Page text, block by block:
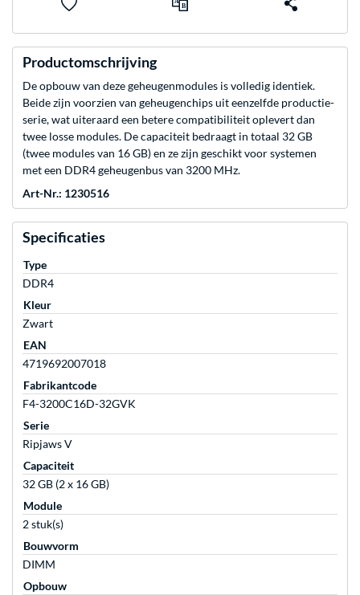
Productomschrijving
De opbouw van deze geheugenmodules is volledig identiek.
Beide zijn voorzien van geheugenchips uit eenzelfde productie-
serie, wat uiteraard een betere compatibiliteit oplevert dan
twee losse modules. De capaciteit bedraagt in totaal 32 GB
(twee modules van 16 GB) en ze zijn geschikt voor systemen
met een DDR4 geheugenbus van 3200 MHz.
Art-Nr.: 1230516
Specificaties
Type
DDR4
Kleur
Zwart
EAN
4719692007018
Fabrikantcode
F4-3200C16D-32GVK
Serie
Ripjaws V
Capaciteit
32 GB (2 x 16 GB)
Module
2 stuk(s)
Bouwvorm
DIMM
Opbouw